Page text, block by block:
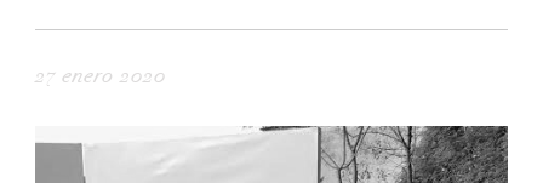
27 enero 2020